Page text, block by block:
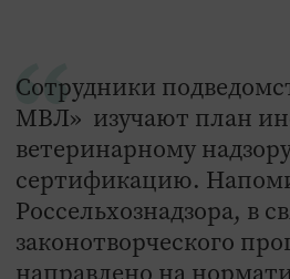
Сотрудники
МВЛ» изучают план
ветеринарному
сертификацию.
Россельхознадзора, в
законотворческого
направлено на